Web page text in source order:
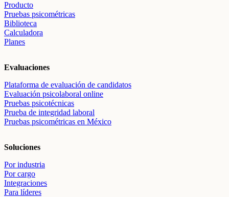
Producto
Pruebas psicométricas
Biblioteca
Calculadora
Planes
Evaluaciones
Plataforma de evaluación de candidatos
Evaluación psicolaboral online
Pruebas psicotécnicas
Prueba de integridad laboral
Pruebas psicométricas en México
Soluciones
Por industria
Por cargo
Integraciones
Para líderes